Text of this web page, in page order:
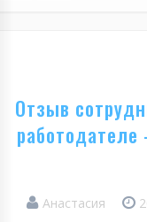
Отзыв
Анастасия